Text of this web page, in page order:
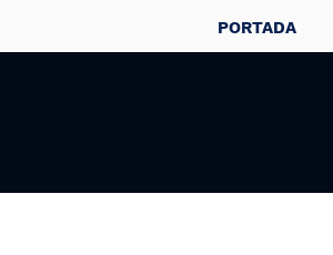
PORTADA